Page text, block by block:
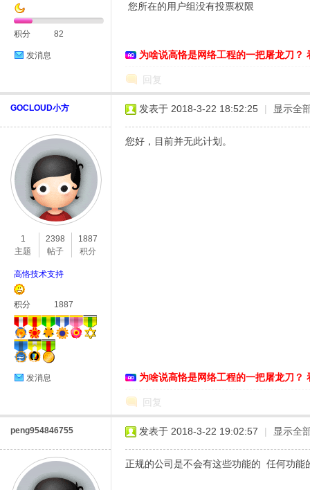
积分 82
发消息
您所在的用户组没有投票权限
为啥说高恪是网络工程的一把屠龙刀？
回复
GOCLOUD小方
1
主题
2398
帖子
1887
积分
高恪技术支持
积分 1887
发消息
发表于 2018-3-22 18:52:25 | 显示全
您好，目前并无此计划。
为啥说高恪是网络工程的一把屠龙刀？
回复
peng954846755 发表于 2018-3-22 19:02:57 | 显示全
正规的公司是不会有这些功能的 任何功能